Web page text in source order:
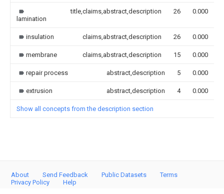
lamination
title,claims,abstract,description 26 0.000
insulation claims,abstract,description 26 0.000
membrane claims,abstract,description 15 0.000
repair process abstract,description 5 0.000
extrusion abstract,description 4 0.000
Show all concepts from the description section
About Send Feedback Public Datasets
Terms
Privacy Policy
Help